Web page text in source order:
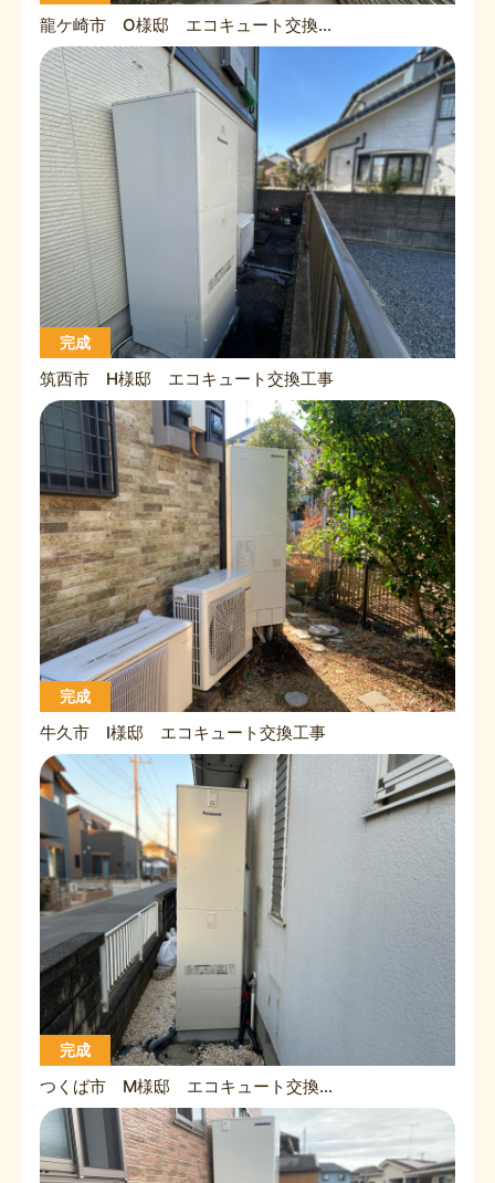
龍ケ崎市 O様邸 エコキュート交換工事
完成
筑西市 H様邸 エコキュート交換工事
完成
牛久市 I様邸 エコキュート交換工事
完成
つくば市 M様邸 エコキュート交換工事